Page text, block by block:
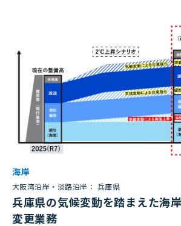
海岸
大阪湾沿岸・淡路沿岸： 兵庫県
兵庫県の気候変動を踏まえた海
変更業務